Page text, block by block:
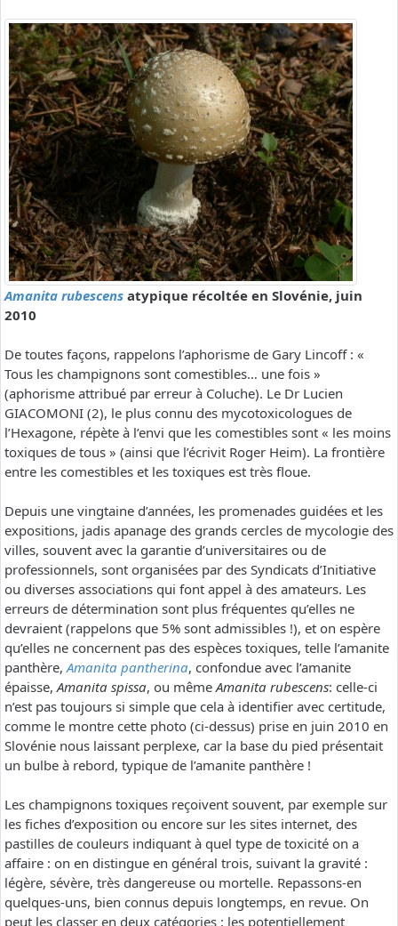
Amanita rubescens atypique récoltée en Slovénie, juin
2010
De toutes façons, rappelons l’aphorisme de Gary Lincoff : «
Tous les champignons sont comestibles… une fois »
(aphorisme attribué par erreur à Coluche). Le Dr Lucien
GIACOMONI (2), le plus connu des mycotoxicologues de
l’Hexagone, répète à l’envi que les comestibles sont « les moins
toxiques de tous » (ainsi que l’écrivit Roger Heim). La frontière
entre les comestibles et les toxiques est très floue.
Depuis une vingtaine d’années, les promenades guidées et les
expositions, jadis apanage des grands cercles de mycologie des
villes, souvent avec la garantie d’universitaires ou de
professionnels, sont organisées par des Syndicats d’Initiative
ou diverses associations qui font appel à des amateurs. Les
erreurs de détermination sont plus fréquentes qu’elles ne
devraient (rappelons que 5% sont admissibles !), et on espère
qu’elles ne concernent pas des espèces toxiques, telle l’amanite
panthère,Amanita pantherina, confondue avec l’amanite
épaisse,Amanita spissa, ou mêmeAmanita rubescens: celle-ci
n’est pas toujours si simple que cela à identifier avec certitude,
comme le montre cette photo (ci-dessus) prise en juin 2010 en
Slovénie nous laissant perplexe, car la base du pied présentait
un bulbe à rebord, typique de l’amanite panthère !
Les champignons toxiques reçoivent souvent, par exemple sur
les fiches d’exposition ou encore sur les sites internet, des
pastilles de couleurs indiquant à quel type de toxicité on a
affaire : on en distingue en général trois, suivant la gravité :
légère, sévère, très dangereuse ou mortelle. Repassons-en
quelques-uns, bien connus depuis longtemps, en revue. On
peut les classer en deux catégories : les potentiellement